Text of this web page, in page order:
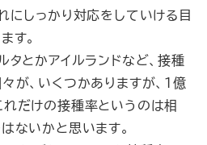
にしっかり対応をしていける目
す。
とかアイルランドなど、接種
が、いくつかありますが、１億
だけの接種率というのは相
ないかと思います。